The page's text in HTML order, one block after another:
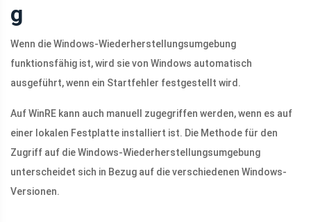
g
Wenn die Windows-Wiederherstellungsumgebung
funktionsfähig ist, wird sie von Windows automatisch
ausgeführt, wenn ein Startfehler festgestellt wird.
Auf WinRE kann auch manuell zugegriffen werden, wenn es auf
einer lokalen Festplatte installiert ist. Die Methode für den
Zugriff auf die Windows-Wiederherstellungsumgebung
unterscheidet sich in Bezug auf die verschiedenen Windows-
Versionen.